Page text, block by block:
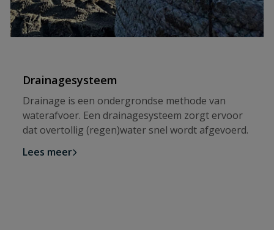
Drainagesysteem
Drainage is een ondergrondse methode van
waterafvoer. Een drainagesysteem zorgt ervoor
dat overtollig (regen)water snel wordt afgevoerd.
Lees meer